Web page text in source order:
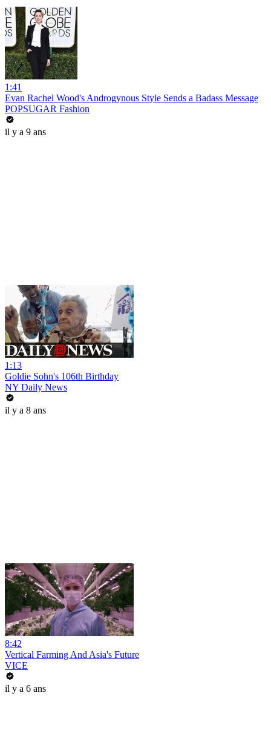
1:41
Evan Rachel Wood's Androgynous Style Sends a Badass Message
POPSUGAR Fashion
il y a 9 ans
1:13
Goldie Sohn's 106th Birthday
NY Daily News
il y a 8 ans
8:42
Vertical Farming And Asia's Future
VICE
il y a 6 ans